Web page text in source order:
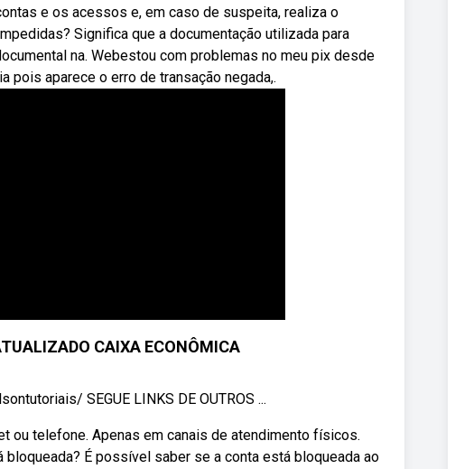
e os acessos e, em caso de suspeita, realiza o
Significa que a documentação utilizada para
na. Webestou com problemas no meu pix desde
pois aparece o erro de transação negada,.
CAIXA ECONÔMICA
SEGUE LINKS DE OUTROS ...
ou telefone. Apenas em canais de atendimento físicos.
É possível saber se a conta está bloqueada ao